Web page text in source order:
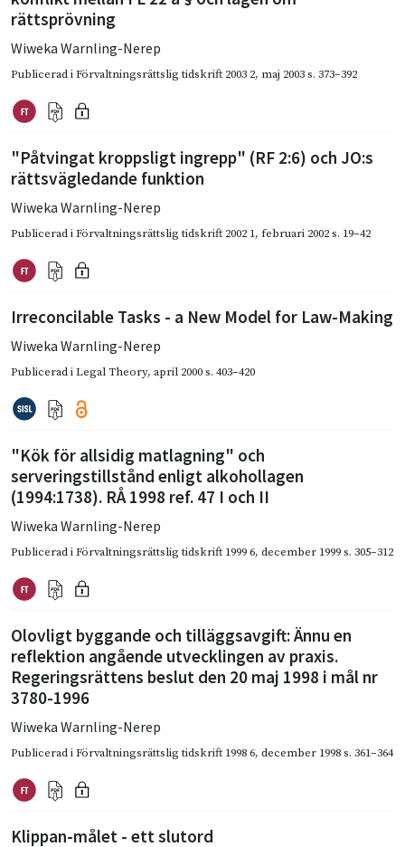
rättsprövning
Wiweka Warnling-Nerep
Publicerad iFörvaltningsrättslig tidskrift 2003 2, maj 2003s. 373–392
"Påtvingat kroppsligt ingrepp" (RF 2:6) och JO:s
rättsvägledande funktion
Wiweka Warnling-Nerep
Publicerad iFörvaltningsrättslig tidskrift 2002 1, februari 2002s. 19–42
Irreconcilable Tasks - a New Model for Law-Making
Wiweka Warnling-Nerep
Publicerad iLegal Theory, april 2000s. 403–420
"Kök för allsidig matlagning" och
serveringstillstånd enligt alkohollagen
(1994:1738). RÅ 1998 ref. 47 I och II
Wiweka Warnling-Nerep
Publicerad iFörvaltningsrättslig tidskrift 1999 6, december 1999s. 305–312
Olovligt byggande och tilläggsavgift: Ännu en
reflektion angående utvecklingen av praxis.
Regeringsrättens beslut den 20 maj 1998 i mål nr
3780-1996
Wiweka Warnling-Nerep
Publicerad iFörvaltningsrättslig tidskrift 1998 6, december 1998s. 361–364
Klippan-målet - ett slutord